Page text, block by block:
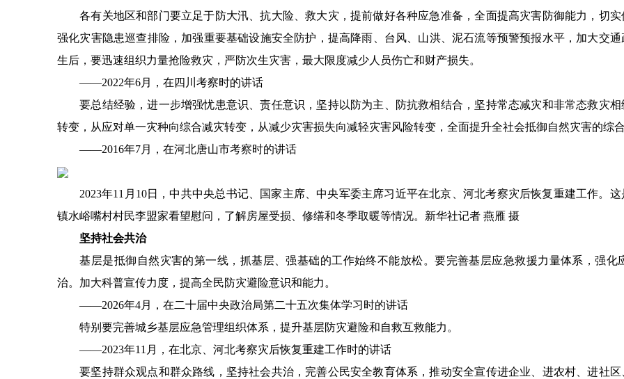
各有关地区和部门要立足于防大汛、抗大险、救大灾，提前做好各种应急准备，全面提高灾害防御能力，切实
强化灾害隐患巡查排险，加强重要基础设施安全防护，提高降雨、台风、山洪、泥石流等预警预报水平，加大交
生后，要迅速组织力量抢险救灾，严防次生灾害，最大限度减少人员伤亡和财产损失。
——2022年6月，在四川考察时的讲话
要总结经验，进一步增强忧患意识、责任意识，坚持以防为主、防抗救相结合，坚持常态减灾和非常态救灾相
转变，从应对单一灾种向综合减灾转变，从减少灾害损失向减轻灾害风险转变，全面提升全社会抵御自然灾害的综
——2016年7月，在河北唐山市考察时的讲话
2023年11月10日，中共中央总书记、国家主席、中央军委主席习近平在北京、河北考察灾后恢复重建工作。
镇水峪嘴村村民李盟家看望慰问，了解房屋受损、修缮和冬季取暖等情况。新华社记者 燕雁 摄
坚持社会共治
基层是抵御自然灾害的第一线，抓基层、强基础的工作始终不能放松。要完善基层应急救援力量体系，强化
治。加大科普宣传力度，提高全民防灾避险意识和能力。
——2026年4月，在二十届中央政治局第二十五次集体学习时的讲话
特别要完善城乡基层应急管理组织体系，提升基层防灾避险和自救互救能力。
——2023年11月，在北京、河北考察灾后恢复重建工作时的讲话
要坚持群众观点和群众路线，坚持社会共治，完善公民安全教育体系，推动安全宣传进企业、进农村、进社区